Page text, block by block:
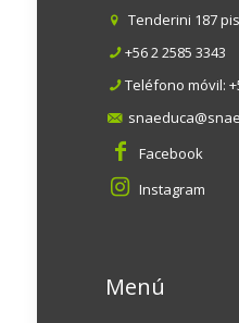
Tenderini 187
+56 2 2585 3343
Teléfono móvil:
Facebook
Instagram
Menú